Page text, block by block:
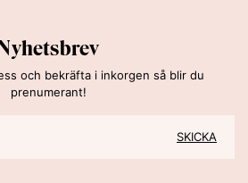
och bekräfta i inkorgen så blir du
prenumerant!